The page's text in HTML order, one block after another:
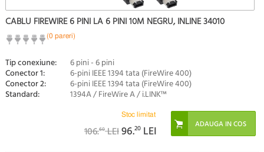
CABLU FIREWIRE 6 PINI LA 6 PINI 10M NEGRU, INLINE 34010
(0 pareri)
Tip conexiune: 6 pini - 6 pini
Conector 1: 6-pini IEEE 1394 tata (FireWire 400)
Conector 2: 6-pini IEEE 1394 tata (FireWire 400)
Standard: 1394A / FireWire A / i.LINK™
Stoc limitat
106.60LEI96.20 LEI